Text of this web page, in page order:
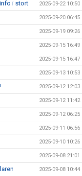
i stort 2025-09-22 10:50
2025-09-20 06:45
2025-09-19 09:26
2025-09-15 16:49
2025-09-15 16:47
2025-09-13 10:53
2025-09-12 12:03
2025-09-12 11:42
2025-09-12 06:25
2025-09-11 06:56
2025-09-10 10:26
2025-09-08 21:01
2025-09-08 10:44